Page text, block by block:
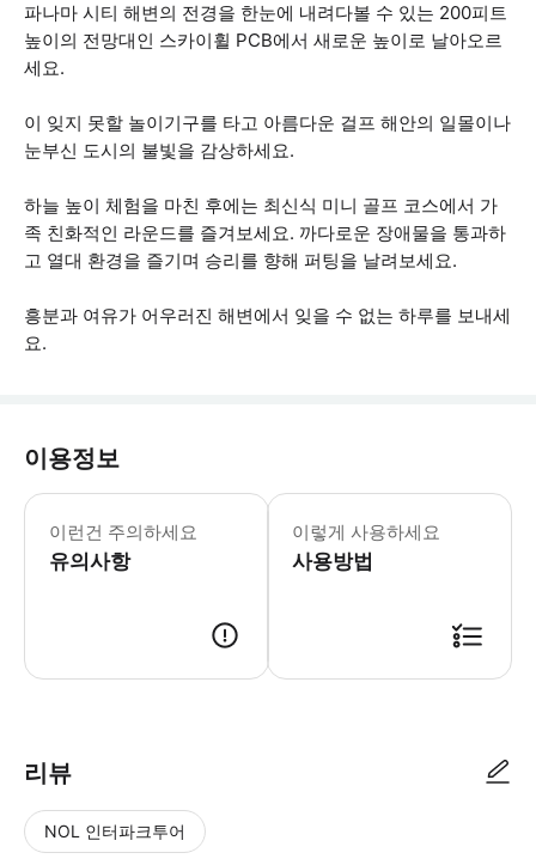
파나마 시티 해변의 전경을 한눈에 내려다볼 수 있는 200피트
높이의 전망대인 스카이휠 PCB에서 새로운 높이로 날아오르
세요.
이 잊지 못할 놀이기구를 타고 아름다운 걸프 해안의 일몰이나
눈부신 도시의 불빛을 감상하세요.
하늘 높이 체험을 마친 후에는 최신식 미니 골프 코스에서 가
족 친화적인 라운드를 즐겨보세요. 까다로운 장애물을 통과하
고 열대 환경을 즐기며 승리를 향해 퍼팅을 날려보세요.
흥분과 여유가 어우러진 해변에서 잊을 수 없는 하루를 보내세
요.
이용정보
이런건 주의하세요
유의사항
신발과 셔츠는 항상 착용해야 합니다.
이렇게 사용하세요
사용방법
리뷰
NOL 인터파크투어